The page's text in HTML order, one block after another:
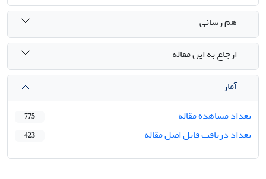
هم رسانی
ارجاع به این مقاله
آمار
تعداد مشاهده مقاله
775
تعداد دریافت فایل اصل مقاله 423